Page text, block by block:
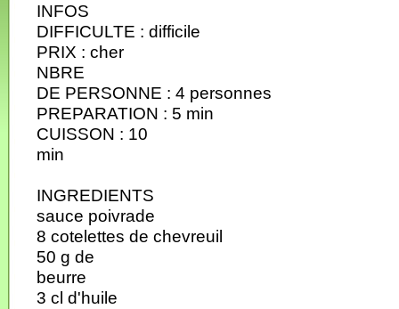
INFOS
DIFFICULTE : difficile
PRIX : cher
NBRE
DE PERSONNE : 4 personnes
PREPARATION : 5 min
CUISSON : 10
min
INGREDIENTS
sauce poivrade
8 cotelettes de chevreuil
50 g de
beurre
3 cl d'huile